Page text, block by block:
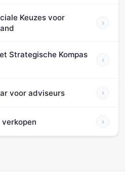
Keuzes voor
›
Strategische Kompas
›
voor adviseurs ›
verkopen ›